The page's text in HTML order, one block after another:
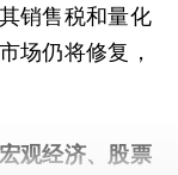
销售税和量化
场仍将修复，
观经济、股票